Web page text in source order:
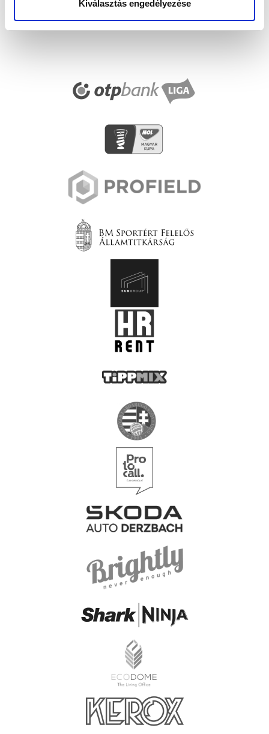
Kiválasztás engedélyezése